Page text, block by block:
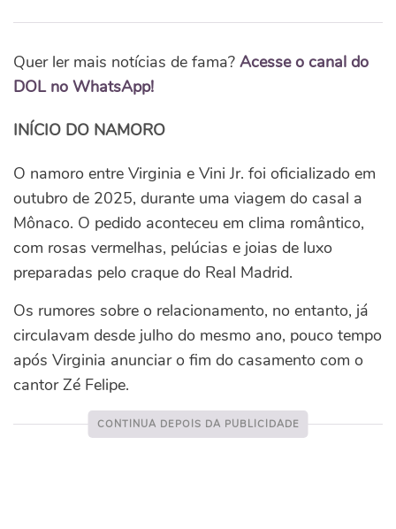
Quer ler mais notícias de fama? Acesse o canal do
DOL no WhatsApp!
INÍCIO DO NAMORO
O namoro entre Virginia e Vini Jr. foi oficializado em
outubro de 2025, durante uma viagem do casal a
Mônaco. O pedido aconteceu em clima romântico,
com rosas vermelhas, pelúcias e joias de luxo
preparadas pelo craque do Real Madrid.
Os rumores sobre o relacionamento, no entanto, já
circulavam desde julho do mesmo ano, pouco tempo
após Virginia anunciar o fim do casamento com o
cantor Zé Felipe.